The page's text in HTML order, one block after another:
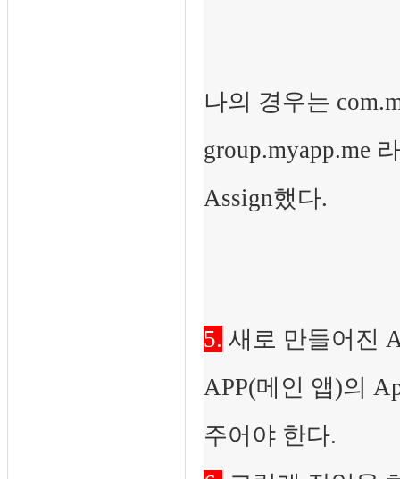
나의 경우는
group.myapp.me
Assign했다.
5. 새로 만들어진
APP(메인 앱)의
주어야 한다.